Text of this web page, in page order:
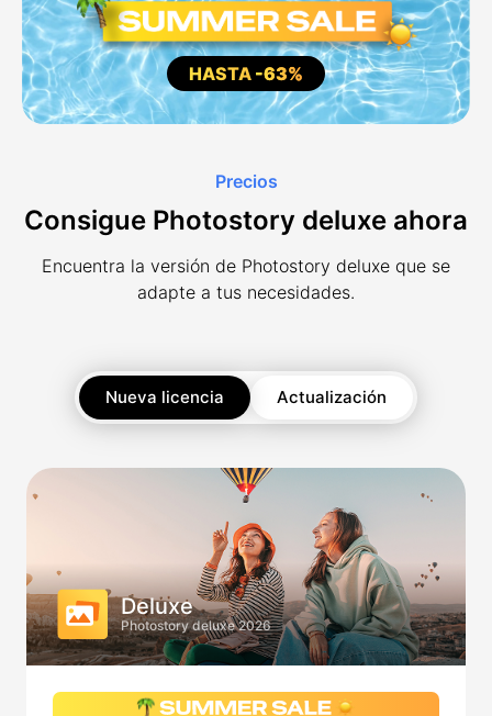
HASTA -63%
Precios
Consigue Photostory deluxe ahora
Encuentra la versión de Photostory deluxe que se
adapte a tus necesidades.
Nueva licencia Actualización
Deluxe
Photostory deluxe 2026